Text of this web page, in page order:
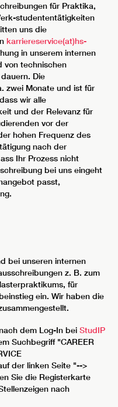
für Praktika,
studententätigkeiten
uns die
karriereservice(at)hs-
in unserem internen
von technischen
Die
zwei Monate und ist für
wir alle
und der Relevanz für
vor der
hohen Frequenz des
nach der
Ihr Prozess nicht
bei uns eingeht
passt,
bei unseren internen
z. B. zum
für
ein. Wir haben die
dem Log-In bei StudIP
Suchbegriff "CAREER
der linken Seite "-->
Sie die Registerkarte
nach